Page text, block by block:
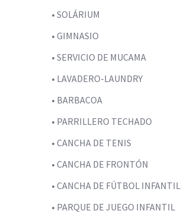
• SOLÁRIUM
• GIMNASIO
• SERVICIO DE MUCAMA
• LAVADERO-LAUNDRY
• BARBACOA
• PARRILLERO TECHADO
• CANCHA DE TENIS
• CANCHA DE FRONTÓN
• CANCHA DE FÚTBOL INFANTIL
• PARQUE DE JUEGO INFANTIL